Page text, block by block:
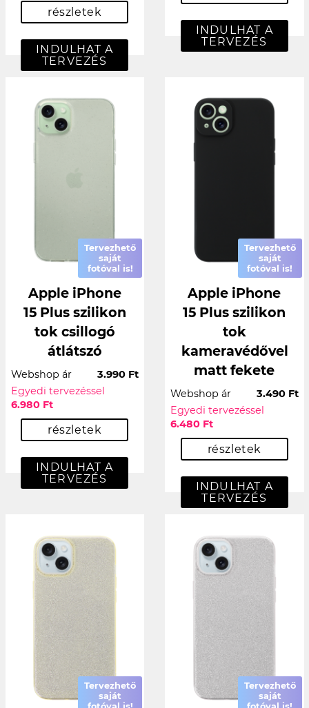
részletek
INDULHAT A
TERVEZÉS
INDULHAT A
TERVEZÉS
Tervezhető
saját
fotóval is!
Apple iPhone
15 Plus szilikon
tok csillogó
átlátszó
Webshop ár
3.990 Ft
Egyedi tervezéssel
6.980 Ft
részletek
INDULHAT A
TERVEZÉS
Tervezhető
saját
fotóval is!
Apple iPhone
15 Plus szilikon
tok
kameravédővel
matt fekete
Webshop ár
3.490 Ft
Egyedi tervezéssel
6.480 Ft
részletek
INDULHAT A
TERVEZÉS
Tervezhető
saját
Tervezhető
saját